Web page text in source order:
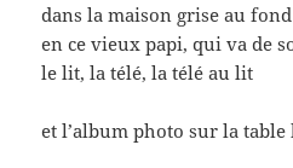
dans la maison grise au
en ce vieux papi, qui va de
le lit, la télé, la télé au lit
et l’album photo sur la table